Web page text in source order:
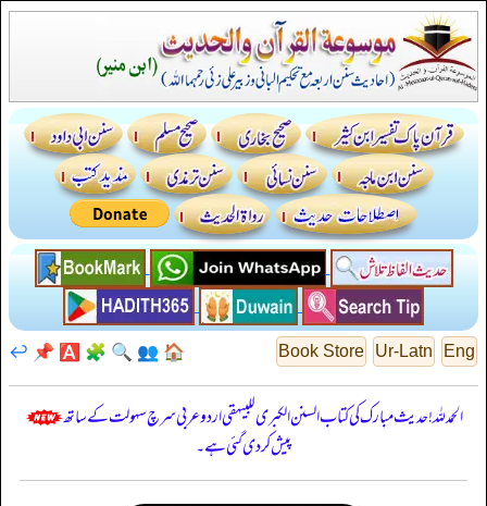
Eng
Ur-Latn
Book Store
🏠
👥
🔍
🧩
🅰️
📌
↩️
الحمدللہ! حدیث مبارک کی کتاب السنن الكبرى للبيهقي اردو عربی سرچ سہولت کے ساتھ
پیش کر دی گئی ہے۔